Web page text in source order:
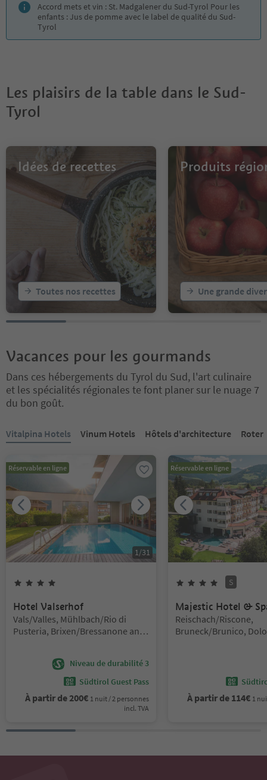
Accord mets et vin : St. Madgalener du Sud-Tyrol Pour les
enfants : Jus de pomme avec le label de qualité du Sud-
Tyrol
Les plaisirs de la table dans le Sud-
Tyrol
Idées de recettes
Toutes nos recettes
Produits
Une grande
Vacances pour les gourmands
Dans ces hébergements du Tyrol du Sud, l'art culinaire
et les spécialités régionales te font planer sur le nuage 7
du bon goût.
Vitalpina Hotels Vinum Hotels Hôtels d'architecture Roter
Réservable en ligne
1 /31
Hotel Valserhof
Emplacement:
Vals/Valles, Mühlbach/Rio di
Pusteria, Brixen/Bressanone and
Niveau de durabilité 3
Südtirol Guest Pass
À partir de 200€ 1 nuit / 2 personnes
incl. TVA
Réservable en ligne
Étoiles
S
Majestic Hotel &
Emplacement:
Reischach/Riscone,
Bruneck/Brunico,
À partir de 114€ 1